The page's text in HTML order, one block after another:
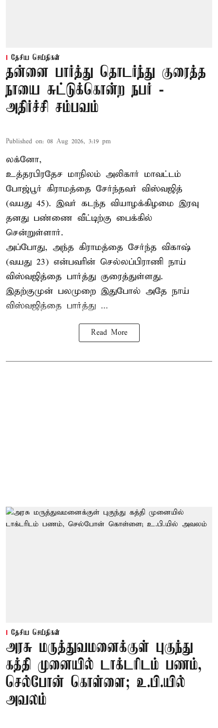
தேசிய செய்திகள்
தன்னை பார்த்து தொடர்ந்து குரைத்த
நாயை சுட்டுக்கொன்ற நபர் -
அதிர்ச்சி சம்பவம்
Published on: 08 Aug 2026, 3:19 pm
லக்னோ,
உத்தரபிரதேச மாநிலம் அலிகார் மாவட்டம்
போஜ்பூர் கிராமத்தை சேர்ந்தவர் விஸ்வஜித்
(வயது 45). இவர் கடந்த வியாழக்கிழமை இரவு
தனது பண்ணை வீட்டிற்கு பைக்கில்
சென்றுள்ளார்.
அப்போது, அந்த கிராமத்தை சேர்ந்த விகாஷ்
(வயது 23) என்பவரின் செல்லப்பிராணி நாய்
விஸ்வஜித்தை பார்த்து குரைத்துள்ளது.
இதற்குமுன் பலமுறை இதுபோல் அதே நாய்
விஸ்வஜித்தை பார்த்து ...
Read More
தேசிய செய்திகள்
அரசு மருத்துவமனைக்குள் புகுந்து
கத்தி முனையில் டாக்டரிடம் பணம்,
செல்போன் கொள்ளை; உ.பி.யில்
அவலம்